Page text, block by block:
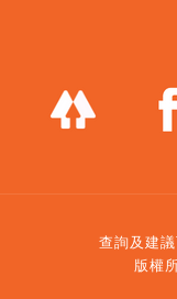
查詢及建
版權